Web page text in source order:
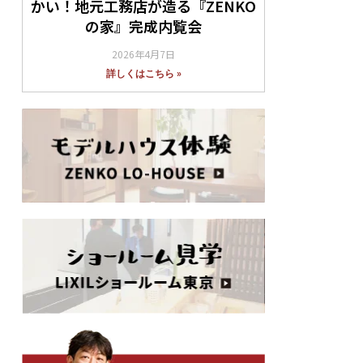
かい！地元工務店が造る『ZENKO
の家』完成内覧会
2026年4月7日
詳しくはこちら »